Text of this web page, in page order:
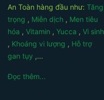
An Toàn hàng đầu như: Tăng
trọng , Miễn dịch , Men tiêu
hóa , Vitamin , Yucca , Vi sinh
, Khoáng vi lượng , Hỗ trợ
gan tụy ,...
Đọc thêm...